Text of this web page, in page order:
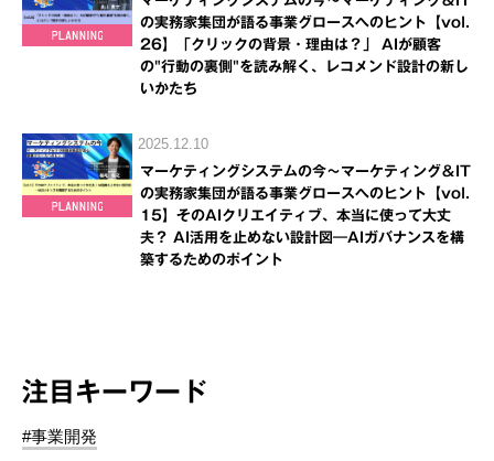
の実務家集団が語る事業グロースへのヒント【vol.
26】「クリックの背景・理由は？」 AIが顧客
の"行動の裏側"を読み解く、レコメンド設計の新し
いかたち
2025.12.10
マーケティングシステムの今～マーケティング＆IT
の実務家集団が語る事業グロースへのヒント【vol.
15】そのAIクリエイティブ、本当に使って大丈
夫？ AI活用を止めない設計図―AIガバナンスを構
築するためのポイント
注目キーワード
#事業開発